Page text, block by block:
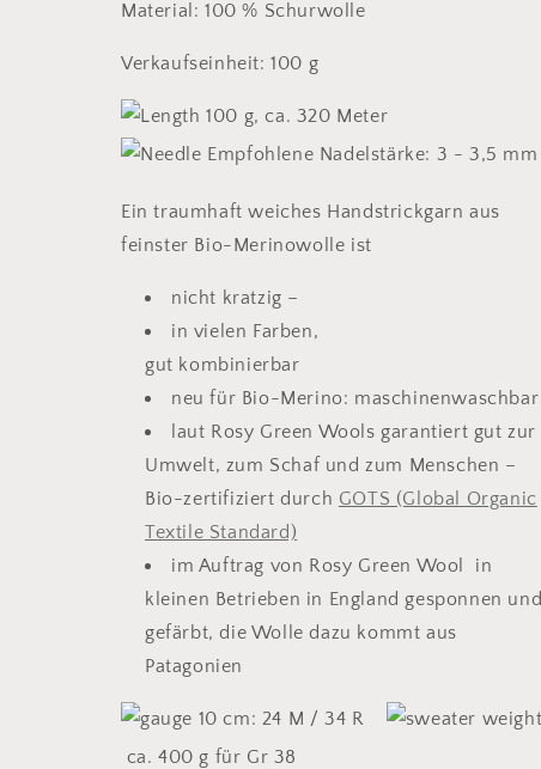
Material: 100 % Schurwolle
Verkaufseinheit: 100 g
100 g, ca. 320 Meter
Empfohlene Nadelstärke: 3 - 3,5 mm
Ein traumhaft weiches Handstrickgarn aus
feinster Bio-Merinowolle ist
nicht kratzig –
in vielen Farben,
gut kombinierbar
neu für Bio-Merino: maschinenwaschbar
laut Rosy Green Wools garantiert gut zur
Umwelt, zum Schaf und zum Menschen –
Bio-zertifiziert durch GOTS (Global Organic
Textile Standard)
im Auftrag von Rosy Green Wool in
kleinen Betrieben in England gesponnen und
gefärbt, die Wolle dazu kommt aus
Patagonien
10 cm: 24 M / 34 R
ca. 400 g für Gr 38